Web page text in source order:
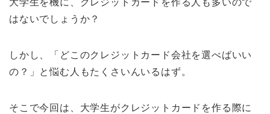
大学生を機に、クレジットカードを作る人も多いので
はないでしょうか？
しかし、「どこのクレジットカード会社を選べばいい
の？」と悩む人もたくさいんいるはず。
そこで今回は、大学生がクレジットカードを作る際に